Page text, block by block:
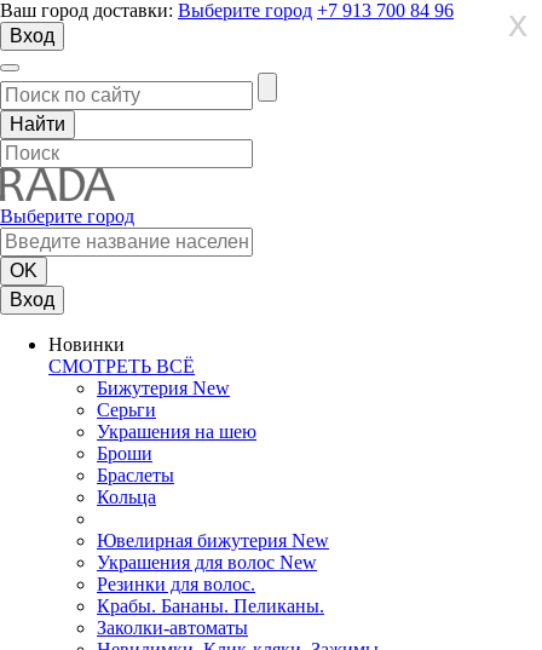
Ваш город доставки: Выберите город +7 913 700 84 96
Вход
Выберите город
Вход
Новинки
СМОТРЕТЬ ВСЁ
Бижутерия New
Серьги
Украшения на шею
Броши
Браслеты
Кольца
Ювелирная бижутерия New
Украшения для волос New
Резинки для волос.
Крабы. Бананы. Пеликаны.
Заколки-автоматы
X
X
X